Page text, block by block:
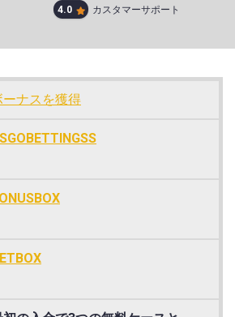
4.0 カスタマーサポート
ーナスを獲得